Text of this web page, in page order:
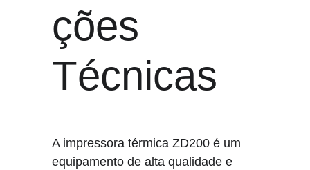
ções
Técnicas
A impressora térmica ZD200 é um
equipamento de alta qualidade e